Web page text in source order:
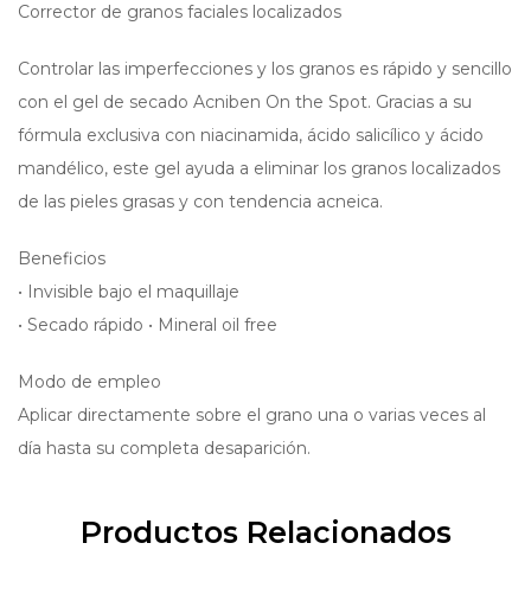
Corrector de granos faciales localizados
Controlar las imperfecciones y los granos es rápido y sencillo
con el gel de secado Acniben On the Spot. Gracias a su
fórmula exclusiva con niacinamida, ácido salicílico y ácido
mandélico, este gel ayuda a eliminar los granos localizados
de las pieles grasas y con tendencia acneica.
Beneficios
• Invisible bajo el maquillaje
• Secado rápido • Mineral oil free
Modo de empleo
Aplicar directamente sobre el grano una o varias veces al
día hasta su completa desaparición.
Productos Relacionados